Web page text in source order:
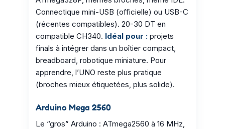
Connectique mini-USB (officielle) ou USB-C
(récentes compatibles). 20-30 DT en
compatible CH340. Idéal pour : projets
finals à intégrer dans un boîtier compact,
breadboard, robotique miniature. Pour
apprendre, l’UNO reste plus pratique
(broches mieux étiquetées, plus solide).
Arduino Mega 2560
Le “gros” Arduino : ATmega2560 à 16 MHz,